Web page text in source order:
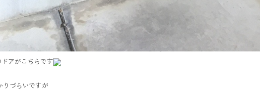
アがこちらです
りづらいですが